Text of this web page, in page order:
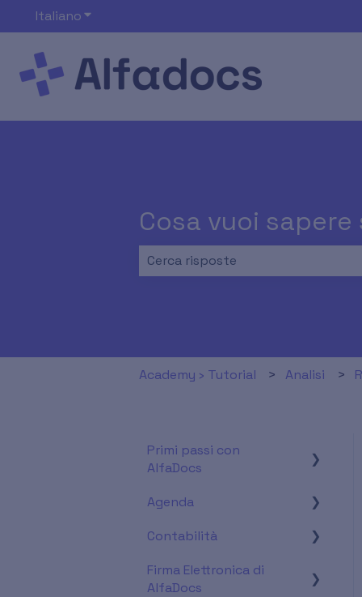
ItalianoMostra sottomenu per le traduzioni
Cosa vuoi sapere
Academy › Tutorial Analisi
Primi passi con
AlfaDocs
Conoscere il software
Inserire le impostazioni
Agenda
Impostazioni &
Utilizzo & Funzionalità
Contabilità
Fatture per pazienti (da
Piano di cura)
Firma Elettronica di
AlfaDocs